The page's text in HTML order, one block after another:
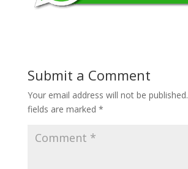
Submit a Comment
Your email address will not be published.
fields are marked *